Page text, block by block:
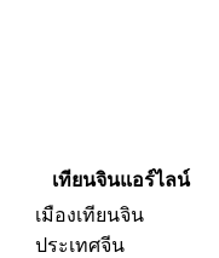
เทียนจินแอร์ไลน์
เมืองเทียนจิน
ประเทศจีน